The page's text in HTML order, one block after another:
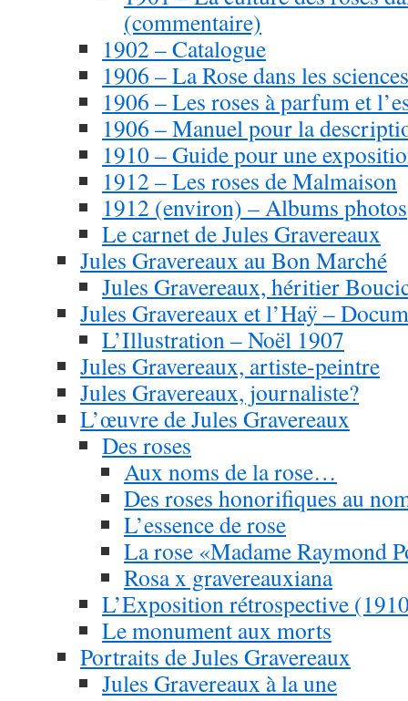
(commentaire)
1902 – Catalogue
1906 – La Rose dans les
1906 – Les roses à parfum et
1906 – Manuel pour la
1910 – Guide pour une
1912 – Les roses de Malmaison
1912 (environ) – Albums photos
Le carnet de Jules Gravereaux
Jules Gravereaux au Bon Marché
Jules Gravereaux, héritier
Jules Gravereaux et l’Haÿ –
L’Illustration – Noël 1907
Jules Gravereaux, artiste-peintre
Jules Gravereaux, journaliste?
L’œuvre de Jules Gravereaux
Des roses
Aux noms de la rose…
Des roses honorifiques au
L’essence de rose
La rose «Madame Raymond
Rosa x gravereauxiana
L’Exposition rétrospective
Le monument aux morts
Portraits de Jules Gravereaux
Jules Gravereaux à la une